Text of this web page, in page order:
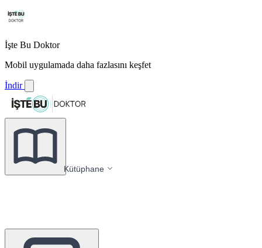
İşte Bu Doktor
Mobil uygulamada daha fazlasını keşfet
İndir
Kütüphane